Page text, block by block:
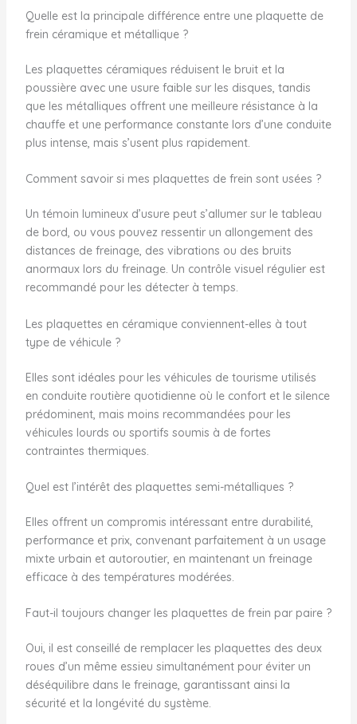
Quelle est la principale différence entre une plaquette de
frein céramique et métallique ?
Les plaquettes céramiques réduisent le bruit et la
poussière avec une usure faible sur les disques, tandis
que les métalliques offrent une meilleure résistance à la
chauffe et une performance constante lors d’une conduite
plus intense, mais s’usent plus rapidement.
Comment savoir si mes plaquettes de frein sont usées ?
Un témoin lumineux d’usure peut s’allumer sur le tableau
de bord, ou vous pouvez ressentir un allongement des
distances de freinage, des vibrations ou des bruits
anormaux lors du freinage. Un contrôle visuel régulier est
recommandé pour les détecter à temps.
Les plaquettes en céramique conviennent-elles à tout
type de véhicule ?
Elles sont idéales pour les véhicules de tourisme utilisés
en conduite routière quotidienne où le confort et le silence
prédominent, mais moins recommandées pour les
véhicules lourds ou sportifs soumis à de fortes
contraintes thermiques.
Quel est l’intérêt des plaquettes semi-métalliques ?
Elles offrent un compromis intéressant entre durabilité,
performance et prix, convenant parfaitement à un usage
mixte urbain et autoroutier, en maintenant un freinage
efficace à des températures modérées.
Faut-il toujours changer les plaquettes de frein par paire ?
Oui, il est conseillé de remplacer les plaquettes des deux
roues d’un même essieu simultanément pour éviter un
déséquilibre dans le freinage, garantissant ainsi la
sécurité et la longévité du système.